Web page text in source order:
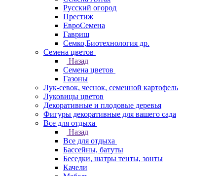
Русский огород
Престиж
ЕвроСемена
Гавриш
Семко,Биотехнология др.
Семена цветов
Назад
Семена цветов
Газоны
Лук-севок, чеснок, семенной картофель
Луковицы цветов
Декоративные и плодовые деревья
Фигуры декоративные для вашего сада
Все для отдыха
Назад
Все для отдыха
Бассейны, батуты
Беседки, шатры тенты, зонты
Качели